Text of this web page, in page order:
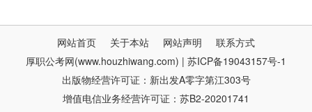
网站首页 关于本站 网站声明
联系方式
厚职公考网(www.houzhiwang.com) | 苏ICP备19043157号-1
出版物经营许可证：新出发A零字第江303号
增值电信业务经营许可证：苏B2-20201741